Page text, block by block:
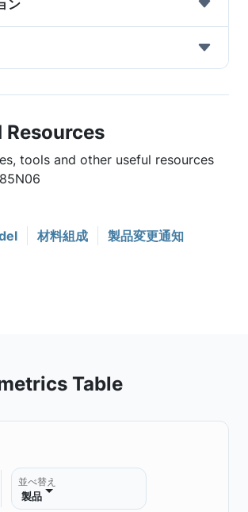
ン
Resources
tools and other useful resources
材料組成 製品変更通知
Table
並べ替え
製品